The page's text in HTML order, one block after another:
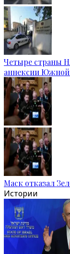
Четыре страны
аннексии
Маск отказал
Истории